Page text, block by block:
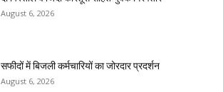
August 6, 2026
सफीदों में बिजली कर्मचारियों का जोरदार प्रदर्शन
August 6, 2026